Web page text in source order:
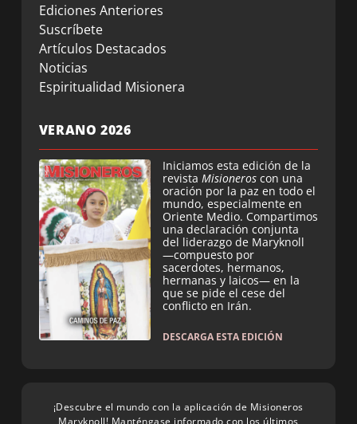
Ediciones Anteriores
Suscríbete
Artículos Destacados
Noticias
Espiritualidad Misionera
VERANO 2026
Iniciamos esta edición de la
revista Misioneros con una
oración por la paz en todo el
mundo, especialmente en
Oriente Medio. Compartimos
una declaración conjunta
del liderazgo de Maryknoll
—compuesto por
sacerdotes, hermanos,
hermanas y laicos— en la
que se pide el cese del
conflicto en Irán.
DESCARGA ESTA EDICIÓN
¡Descubre el mundo con la aplicación de Misioneros
Maryknoll! Manténgase informado con los últimos